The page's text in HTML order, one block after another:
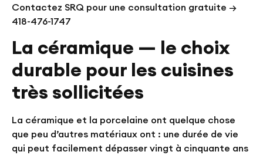
Contactez SRQ pour une consultation gratuite →
418-476-1747
La céramique — le choix
durable pour les cuisines
très sollicitées
La céramique et la porcelaine ont quelque chose
que peu d’autres matériaux ont : une durée de vie
qui peut facilement dépasser vingt à cinquante ans